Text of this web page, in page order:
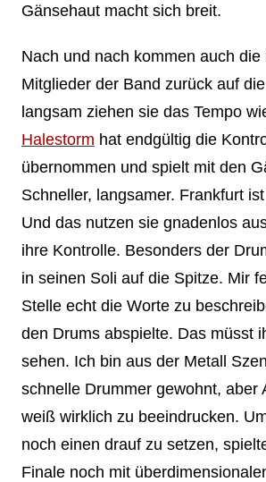
Gänsehaut macht sich breit.
Nach und nach kommen auch die
Mitglieder der Band zurück auf
langsam ziehen sie das Tempo
Halestorm hat endgültig die
übernommen und spielt mit den
Schneller, langsamer. Frankfurt
Und das nutzen sie gnadenlos
ihre Kontrolle. Besonders der
in seinen Soli auf die Spitze. Mir
Stelle echt die Worte zu
den Drums abspielte. Das müsst
sehen. Ich bin aus der Metall
schnelle Drummer gewohnt, aber
weiß wirklich zu beeindrucken.
noch einen drauf zu setzen,
Finale noch mit